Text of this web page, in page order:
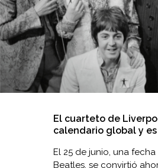
El cuarteto de
calendario global y
El 25 de junio, una
Beatles, se convirtió